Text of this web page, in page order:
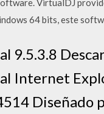
VirtualDJ
64 bits, este
9.5.3.8
Internet
Diseñado